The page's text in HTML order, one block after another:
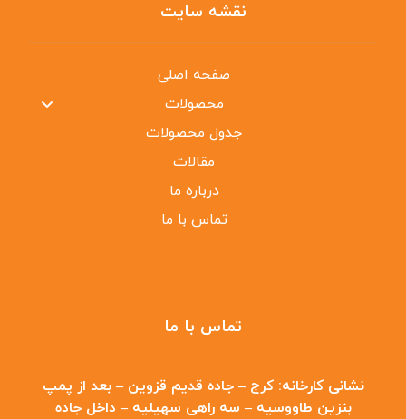
نقشه سایت
صفحه اصلی
محصولات
جدول محصولات
مقالات
درباره ما
تماس با ما
تماس با ما
نشانی کارخانه:کرج – جاده قدیم قزوین – بعد از پمپ
بنزین طاووسیه – سه راهی سهیلیه – داخل جاده